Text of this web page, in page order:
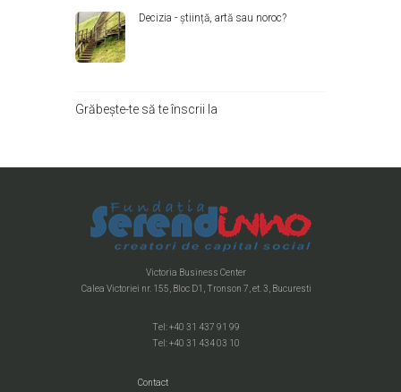
Decizia - știință, artă sau noroc?
Grăbește-te să te înscrii la
Victoria Business Center
Calea Victoriei nr. 155, Bloc D1, Tronson 7, et. 3, Bucuresti
Tel: +40 31 437 91 99
Tel: +40 31 434 03 10
Contact